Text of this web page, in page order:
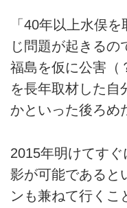
「40年以上水俣
じ問題が起きるの
福島を仮に公害（
を長年取材した自
かといった後ろめ
2015年明けてす
影が可能であると
ンも兼ねて行くこ